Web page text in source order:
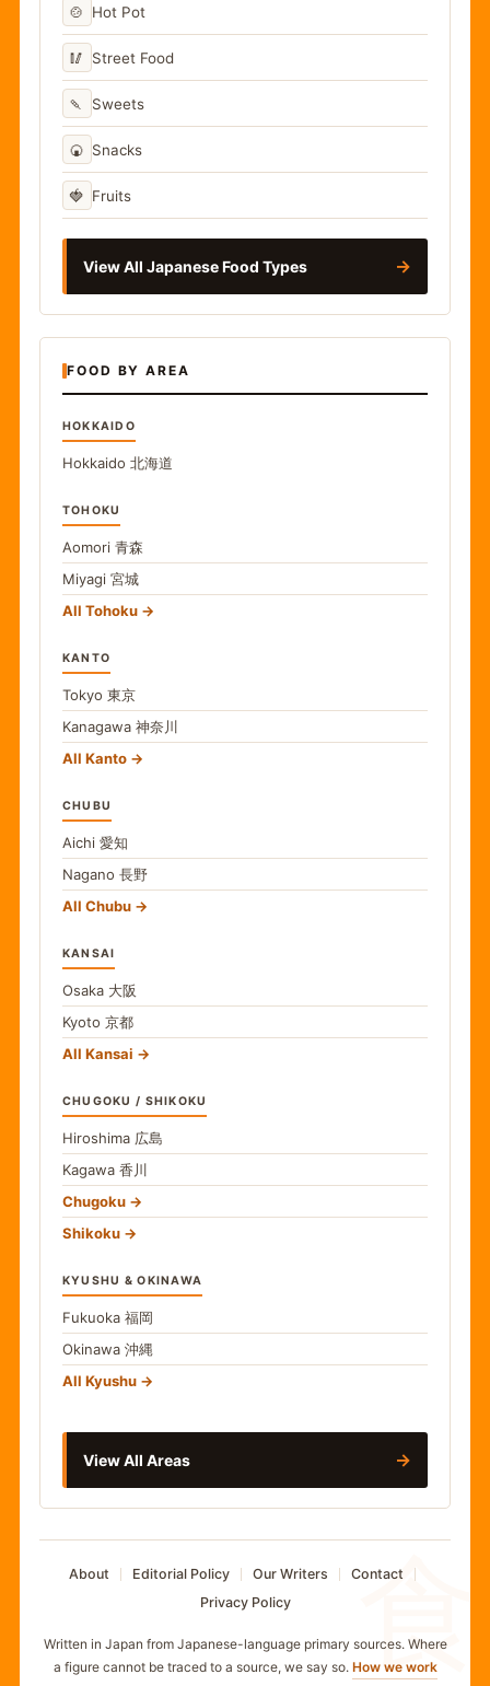
食
🍲 Hot Pot
🥢 Street Food
🍡 Sweets
🍘 Snacks
🍓 Fruits
View All Japanese Food Types →
FOOD BY AREA
HOKKAIDO
Hokkaido 北海道
TOHOKU
Aomori 青森
Miyagi 宮城
All Tohoku
KANTO
Tokyo 東京
Kanagawa 神奈川
All Kanto
CHUBU
Aichi 愛知
Nagano 長野
All Chubu
KANSAI
Osaka 大阪
Kyoto 京都
All Kansai
CHUGOKU / SHIKOKU
Hiroshima 広島
Kagawa 香川
Chugoku
Shikoku
KYUSHU & OKINAWA
Fukuoka 福岡
Okinawa 沖縄
All Kyushu
View All Areas →
About Editorial Policy Our Writers
Contact
Privacy Policy
Written in Japan from Japanese-language primary sources. Where
a figure cannot be traced to a source, we say so. How we work